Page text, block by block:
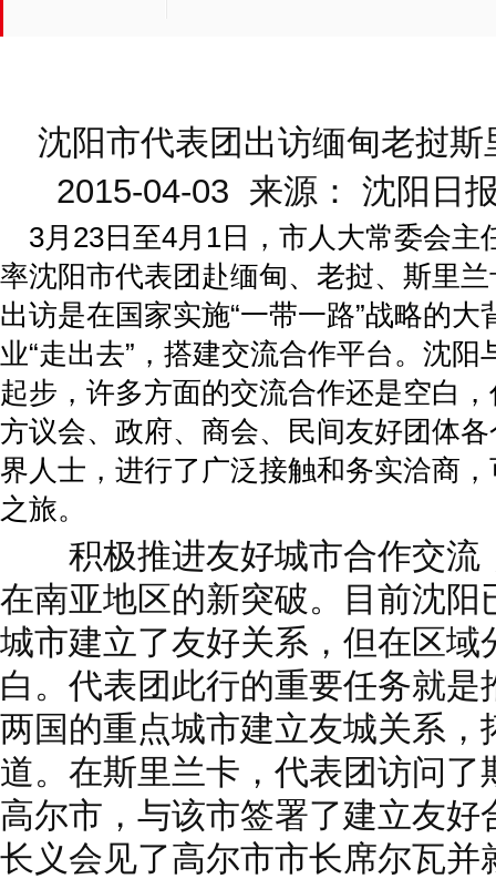
沈阳市代表团出访缅甸老挝
2015-04-03 来源： 沈阳
3月23日至4月1日，市人大常委会主
率沈阳市代表团赴缅甸、老挝、斯里
出访是在国家实施“一带一路”战略的
业“走出去”，搭建交流合作平台。沈
起步，许多方面的交流合作还是空白
方议会、政府、商会、民间友好团体
界人士，进行了广泛接触和务实洽商
之旅。
积极推进友好城市合作交流
在南亚地区的新突破。目前沈阳
城市建立了友好关系，但在区域
白。代表团此行的重要任务就
两国的重点城市建立友城关系，
道。在斯里兰卡，代表团访问
高尔市，与该市签署了建立友
长义会见了高尔市市长席尔瓦并